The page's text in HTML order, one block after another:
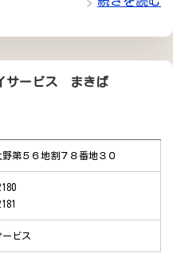
サービス まきば
第５６地割７８番地３０
ビス